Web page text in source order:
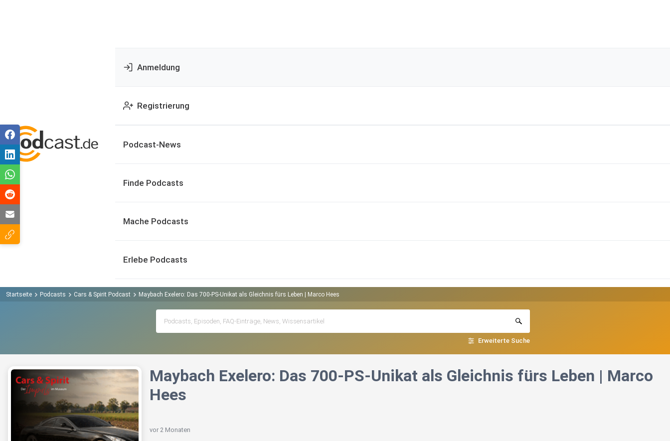
Anmeldung
Registrierung
Podcast-News
Finde Podcasts
Mache Podcasts
Erlebe Podcasts
Startseite Podcasts Cars & Spirit Podcast Maybach Exelero: Das 700-PS-Unikat als Gleichnis fürs Leben | Marco Hees
Erweiterte Suche
Maybach Exelero: Das 700-PS-Unikat als Gleichnis fürs Leben | Marco
Hees
vor 2 Monaten